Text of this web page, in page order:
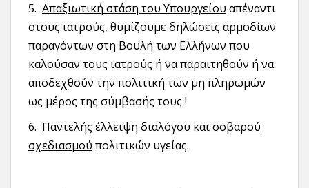
5. Απαξιωτική στάση του Υπουργείου απέναντι
στους ιατρούς, θυμίζουμε δηλώσεις αρμοδίων
παραγόντων στη Βουλή των Ελλήνων που
καλούσαν τους ιατρούς ή να παραιτηθούν ή να
αποδεχθούν την πολιτική των μη πληρωμών
ως μέρος της σύμβασής τους !
6. Παντελής έλλειψη διαλόγου και σοβαρού
σχεδιασμού πολιτικών υγείας.